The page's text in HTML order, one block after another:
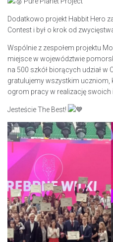
Dodatkowo projekt Habbit Hero
Contest i był o krok od
Wspólnie z zespołem projektu
miejsce w województwie
na 500 szkół biorących udział w
gratulujemy wszystkim uczniom,
ogrom pracy w realizację swoich
Jesteście The Best!